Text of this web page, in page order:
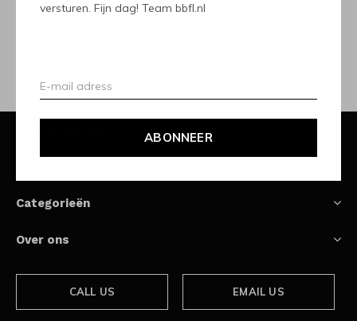
versturen. Fijn dag! Team bbfl.nl
ABONNEER
Ontvang de nieuwste aanbiedingen en promoties
Categorieën
Over ons
CALL US EMAIL US